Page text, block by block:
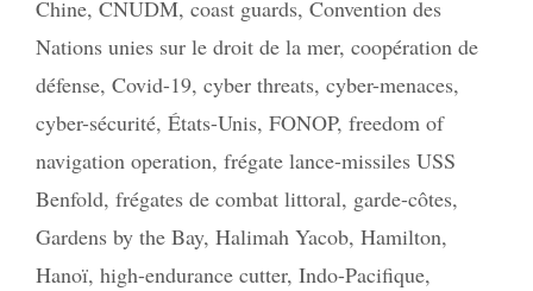
Chine, CNUDM, coast guards, Convention des
Nations unies sur le droit de la mer, coopération de
défense, Covid-19, cyber threats, cyber-menaces,
cyber-sécurité, États-Unis, FONOP, freedom of
navigation operation, frégate lance-missiles USS
Benfold, frégates de combat littoral, garde-côtes,
Gardens by the Bay, Halimah Yacob, Hamilton,
Hanoï, high-endurance cutter, Indo-Pacifique,